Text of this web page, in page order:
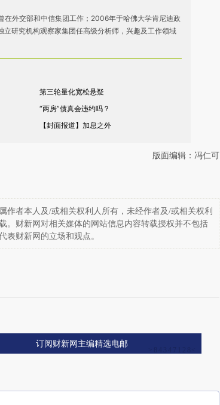
在外交部和中信集团工作；2006年于哈佛大学肯尼迪政
立研究机构观察家集团任高级分析师，兴趣及工作领域
第三轮量化宽松悬疑
“两房”债真会违约吗？
【封面报道】加息之外
版面编辑：冯仁可
作者本人及/或相关权利人所有，未经作者及/或相关权利
。财新网对相关媒体的网站信息内容转载授权并不包括
表财新网的立场和观点。
订阅财新网主编精选电邮